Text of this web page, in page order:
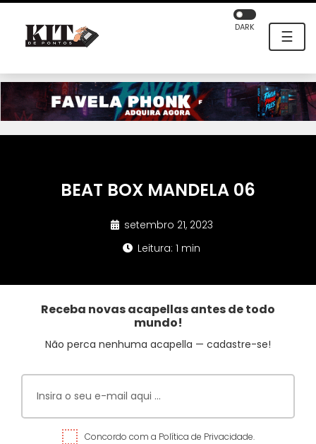
☰
DARK
BEAT BOX MANDELA 06
setembro 21, 2023
Leitura: 1 min
Receba novas acapellas antes de todo
mundo!
Não perca nenhuma acapella — cadastre-se!
Concordo com a Política de Privacidade.